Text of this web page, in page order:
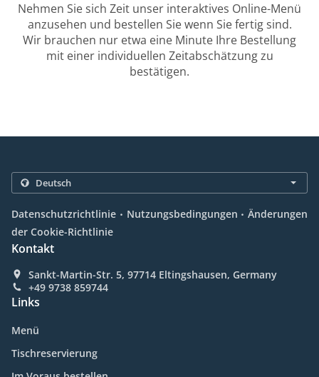
Nehmen Sie sich Zeit unser interaktives Online-Menü
anzusehen und bestellen Sie wenn Sie fertig sind.
Wir brauchen nur etwa eine Minute Ihre Bestellung
mit einer individuellen Zeitabschätzung zu
bestätigen.
Datenschutzrichtlinie . Nutzungsbedingungen . Änderungen
der Cookie-Richtlinie
Kontakt
Sankt-Martin-Str. 5, 97714 Eltingshausen, Germany
+49 9738 859744
Links
Menü
Tischreservierung